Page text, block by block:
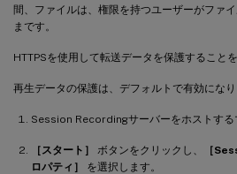
間、ファイルは、権限を持つユーザーがファ
まです。
HTTPSを使用して転送データを保護すること
再生データの保護は、デフォルトで有効になり
Session Recordingサーバーをホストする
［スタート］ ボタンをクリックし、
［
ロパティ］
を選択します。